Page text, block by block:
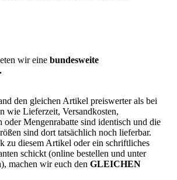
wir eine bundesweite
den gleichen Artikel preiswerter als bei
wie Lieferzeit, Versandkosten,
oder Mengenrabatte sind identisch und die
sind dort tatsächlich noch lieferbar.
zu diesem Artikel oder ein schriftliches
schickt (online bestellen und unter
machen wir euch den GLEICHEN